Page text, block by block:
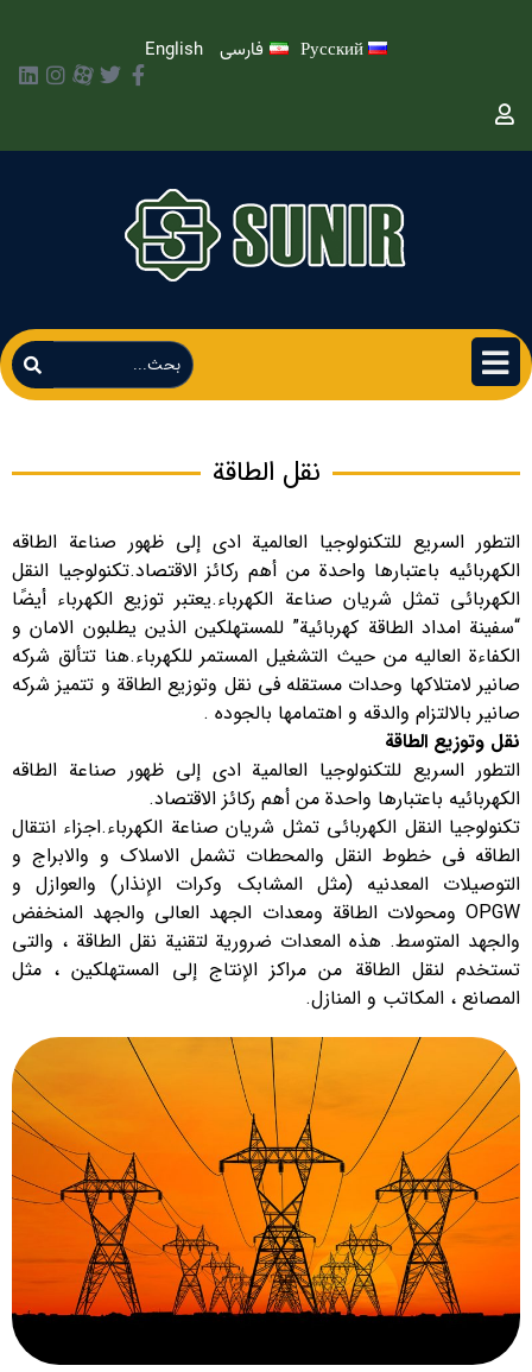
Русский فارسی English
نقل الطاقة
التطور السريع للتكنولوجيا العالمية ادی إلى ظهور صناعة الطاقه
الكهربائیه باعتبارها واحدة من أهم ركائز الاقتصاد.تكنولوجيا النقل
الكهربائي تمثل شريان صناعة الكهرباء.يعتبر توزيع الكهرباء أيضًا
“سفينة امداد الطاقة كهربائية” للمستهلكين الذين یطلبون الامان و
الكفاءة العالیه من حيث التشغيل المستمر للکهرباء.هنا تتألق شرکه
صانیر لامتلاکها وحدات مستقله في نقل وتوزیع الطاقة و تتمیز شرکه
صانیر بالالتزام والدقه و اهتمامها بالجوده .
نقل وتوزيع الطاقة
التطور السريع للتكنولوجيا العالمية ادی إلى ظهور صناعة الطاقه
الكهربائیه باعتبارها واحدة من أهم ركائز الاقتصاد.
تكنولوجيا النقل الكهربائي تمثل شريان صناعة الكهرباء.اجزاء انتقال
الطاقه في خطوط النقل والمحطات تشمل الاسلاك و والابراج و
التوصيلات المعدنيه (مثل المشابك وكرات الإنذار) والعوازل و
OPGW ومحولات الطاقة ومعدات الجهد العالي والجهد المنخفض
والجهد المتوسط. هذه المعدات ضرورية لتقنية نقل الطاقة ، والتي
تستخدم لنقل الطاقة من مراكز الإنتاج إلى المستهلكين ، مثل
المصانع ، المكاتب و المنازل.